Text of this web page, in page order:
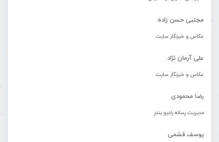
مجتبی حسن زاده
عکاس و خبرنگار سایت
علی آرمان نژاد
عکاس و خبرنگار سایت
رضا محمودی
مدیریت رسانه رادیو بندر
یوسف قشمی